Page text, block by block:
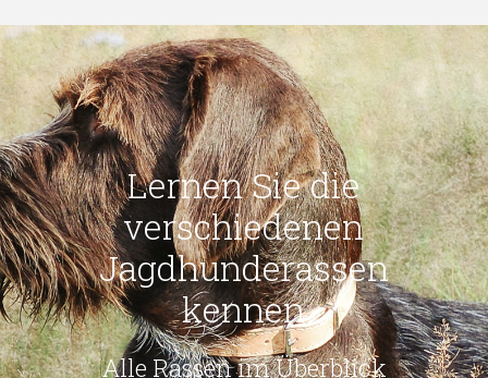
Lernen Sie die
verschiedenen
Jagdhunderassen
kennen
Alle Rassen im Überblick